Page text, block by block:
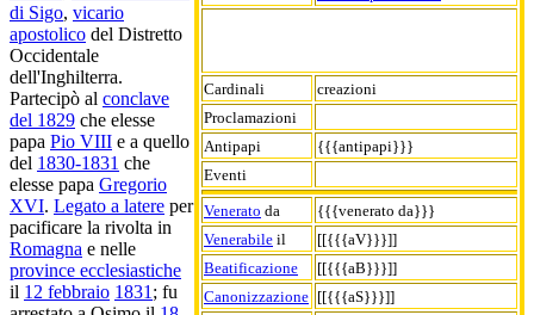
Cardinali
creazioni
Proclamazioni
Antipapi
{{{antipapi}}}
Eventi
Venerato da
{{{venerato da}}}
Venerabile il
[[{{{aV}}}]]
Beatificazione
[[{{{aB}}}]]
Canonizzazione [[{{{aS}}}]]
di Sigo, vicario
apostolico del Distretto
Occidentale
dell'Inghilterra.
Partecipò al conclave
del 1829 che elesse
papa Pio VIII e a quello
del 1830-1831 che
elesse papa Gregorio
XVI. Legato a latere per
pacificare la rivolta in
Romagna e nelle
province ecclesiastiche
il 12 febbraio 1831 ; fu